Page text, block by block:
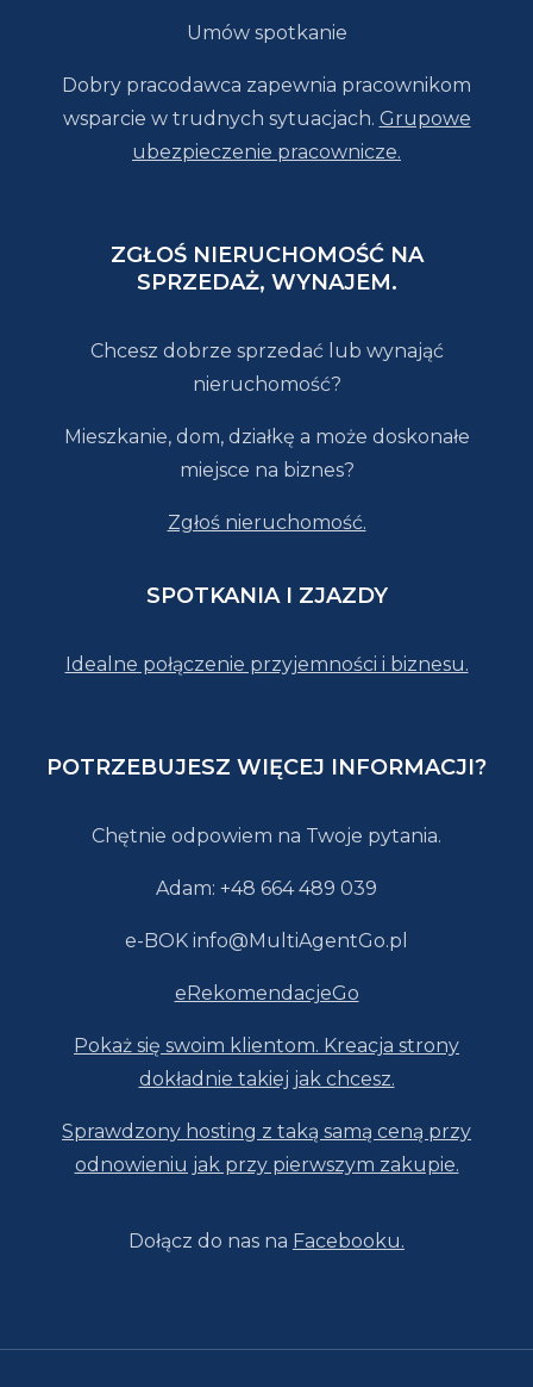
Umów spotkanie
Dobry pracodawca zapewnia pracownikom
wsparcie w trudnych sytuacjach. Grupowe
ubezpieczenie pracownicze.
ZGŁOŚ NIERUCHOMOŚĆ NA
SPRZEDAŻ, WYNAJEM.
Chcesz dobrze sprzedać lub wynająć
nieruchomość?
Mieszkanie, dom, działkę a może doskonałe
miejsce na biznes?
Zgłoś nieruchomość.
SPOTKANIA I ZJAZDY
Idealne połączenie przyjemności i biznesu.
POTRZEBUJESZ WIĘCEJ INFORMACJI?
Chętnie odpowiem na Twoje pytania.
Adam: +48 664 489 039
e-BOK info@MultiAgentGo.pl
eRekomendacjeGo
Pokaż się swoim klientom. Kreacja strony
dokładnie takiej jak chcesz.
Sprawdzony hosting z taką samą ceną przy
odnowieniu jak przy pierwszym zakupie.
Dołącz do nas na Facebooku.